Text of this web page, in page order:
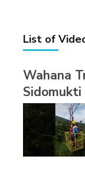
List of
Wahana
Sidomukti